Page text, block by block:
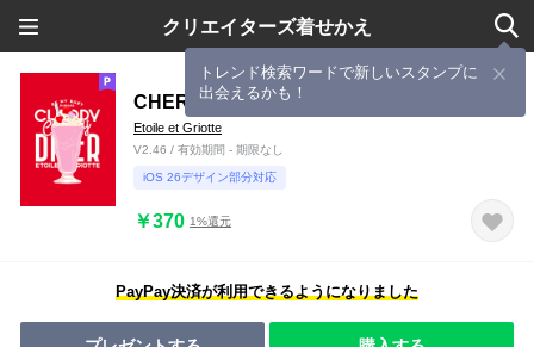
クリエイターズ着せかえ
トレンド検索ワードで新しいスタンプに
出会えるかも！
CHERRY CREAMY DINER
Etoile et Griotte
V2.46 / 有効期間 - 期限なし
iOS 26デザイン部分対応
￥370 1%還元
PayPay決済が利用できるようになりました